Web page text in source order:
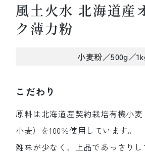
風土火水 北海道産
ク薄力粉
小麦粉／500g／
こだわり
原料は北海道産契約栽培有機小
小麦）を100％使用しています。
雑味が少なく、上品であっさり